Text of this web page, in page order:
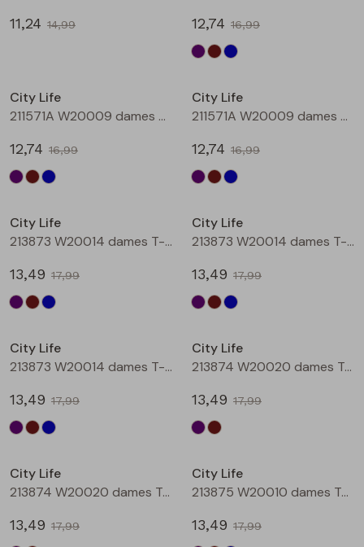
11,24 14,99
12,74 16,99
City Life
211571A W20009 dames T-shirt km Bruin
12,74 16,99
City Life
211571A W20009 dames T-shirt km Petrol
12,74 16,99
City Life
213873 W20014 dames T-shirt km Aubergine
13,49 17,99
City Life
213873 W20014 dames T-shirt km Bruin
13,49 17,99
City Life
213873 W20014 dames T-shirt km Petrol
13,49 17,99
City Life
213874 W20020 dames T-shirt km Aubergine
13,49 17,99
City Life
213874 W20020 dames T-shirt km Bruin
13,49 17,99
City Life
213875 W20010 dames T-shirt km Aubergine
13,49 17,99